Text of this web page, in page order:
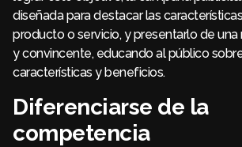
diseñada para destacar las
producto o servicio, y presentarlo de
y convincente, educando al público
características y beneficios.
Diferenciarse de la
competencia